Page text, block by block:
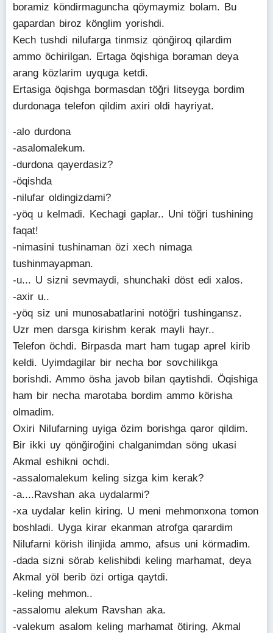
boramiz köndirmaguncha qöymaymiz bolam. Bu
gapardan biroz könglim yorishdi.
Kech tushdi nilufarga tinmsiz qönğiroq qilardim
ammo öchirilgan. Ertaga öqishiga boraman deya
arang közlarim uyquga ketdi.
Ertasiga öqishga bormasdan töğri litseyga bordim
durdonaga telefon qildim axiri oldi hayriyat.
-alo durdona
-asalomalekum.
-durdona qayerdasiz?
-öqishda
-nilufar oldingizdami?
-yöq u kelmadi. Kechagi gaplar.. Uni töğri tushining
faqat!
-nimasini tushinaman özi xech nimaga
tushinmayapman.
-u... U sizni sevmaydi, shunchaki döst edi xalos.
-axir u..
-yöq siz uni munosabatlarini notöğri tushingansz.
Uzr men darsga kirishm kerak mayli hayr..
Telefon öchdi. Birpasda mart ham tugap aprel kirib
keldi. Uyimdagilar bir necha bor sovchilikga
borishdi. Ammo ösha javob bilan qaytishdi. Öqishiga
ham bir necha marotaba bordim ammo körisha
olmadim.
Oxiri Nilufarning uyiga özim borishga qaror qildim.
Bir ikki uy qönğiroğini chalganimdan söng ukasi
Akmal eshikni ochdi.
-assalomalekum keling sizga kim kerak?
-a....Ravshan aka uydalarmi?
-xa uydalar kelin kiring. U meni mehmonxona tomon
boshladi. Uyga kirar ekanman atrofga qarardim
Nilufarni körish ilinjida ammo, afsus uni körmadim.
-dada sizni sörab kelishibdi keling marhamat, deya
Akmal yöl berib özi ortiga qaytdi.
-keling mehmon..
-assalomu alekum Ravshan aka.
-valekum asalom keling marhamat ötiring, Akmal